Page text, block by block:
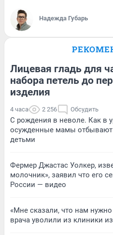
Надежда Губарь
Лицевая гладь для
набора петель до
изделия
4 часа 2 256 Обсудить
С рождения в неволе. Как в
осужденные мамы отбывают
детьми
Фермер Джастас Уолкер,
молочник», заявил что его
России — видео
«Мне сказали, что нам
врача уволили из клиники